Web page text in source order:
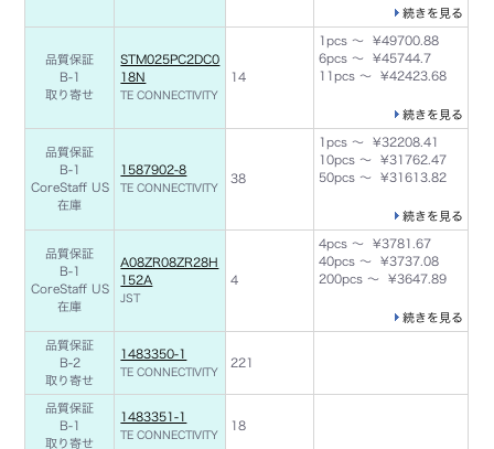
続きを見る
品質保証
B-1
取り寄せ
STM025PC2DC0
18N
TE CONNECTIVITY
14
1pcs ～ ¥49700.88
6pcs ～ ¥45744.7
11pcs ～ ¥42423.68
続きを見る
品質保証
B-1
CoreStaff US
在庫
1587902-8
TE CONNECTIVITY
38
1pcs ～ ¥32208.41
10pcs ～ ¥31762.47
50pcs ～ ¥31613.82
続きを見る
品質保証
B-1
CoreStaff US
在庫
A08ZR08ZR28H
152A
JST
4
4pcs ～ ¥3781.67
40pcs ～ ¥3737.08
200pcs ～ ¥3647.89
続きを見る
品質保証
B-2
取り寄せ
1483350-1
TE CONNECTIVITY
221
品質保証
B-1
取り寄せ
1483351-1
TE CONNECTIVITY
18